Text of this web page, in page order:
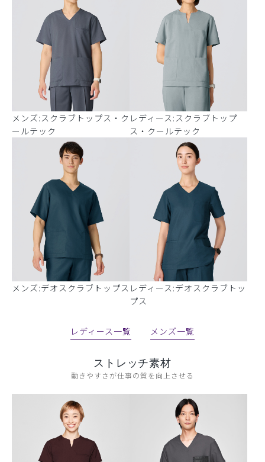
メンズ:スクラブトップス・ク
ールテック
レディース:スクラブトップ
ス・クールテック
メンズ:デオスクラブトップス レディース:デオスクラブトッ
プス
レディース一覧 メンズ一覧
ストレッチ素材
動きやすさが仕事の質を向上させる